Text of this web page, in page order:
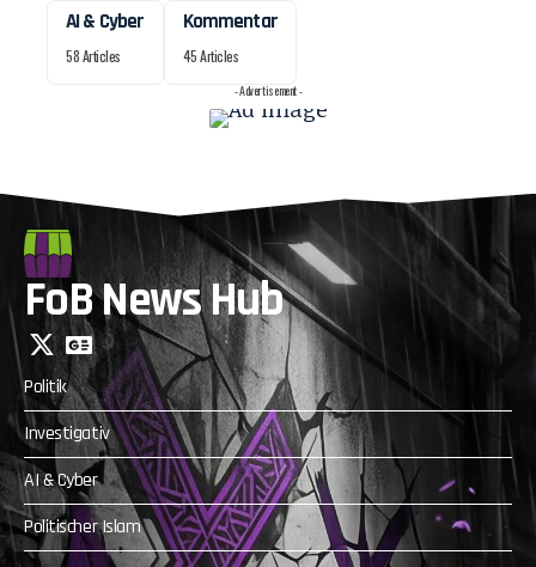
AI & Cyber
58 Articles
Kommentar
45 Articles
- Advertisement -
FoB News Hub
Politik
Investigativ
AI & Cyber
Politischer Islam